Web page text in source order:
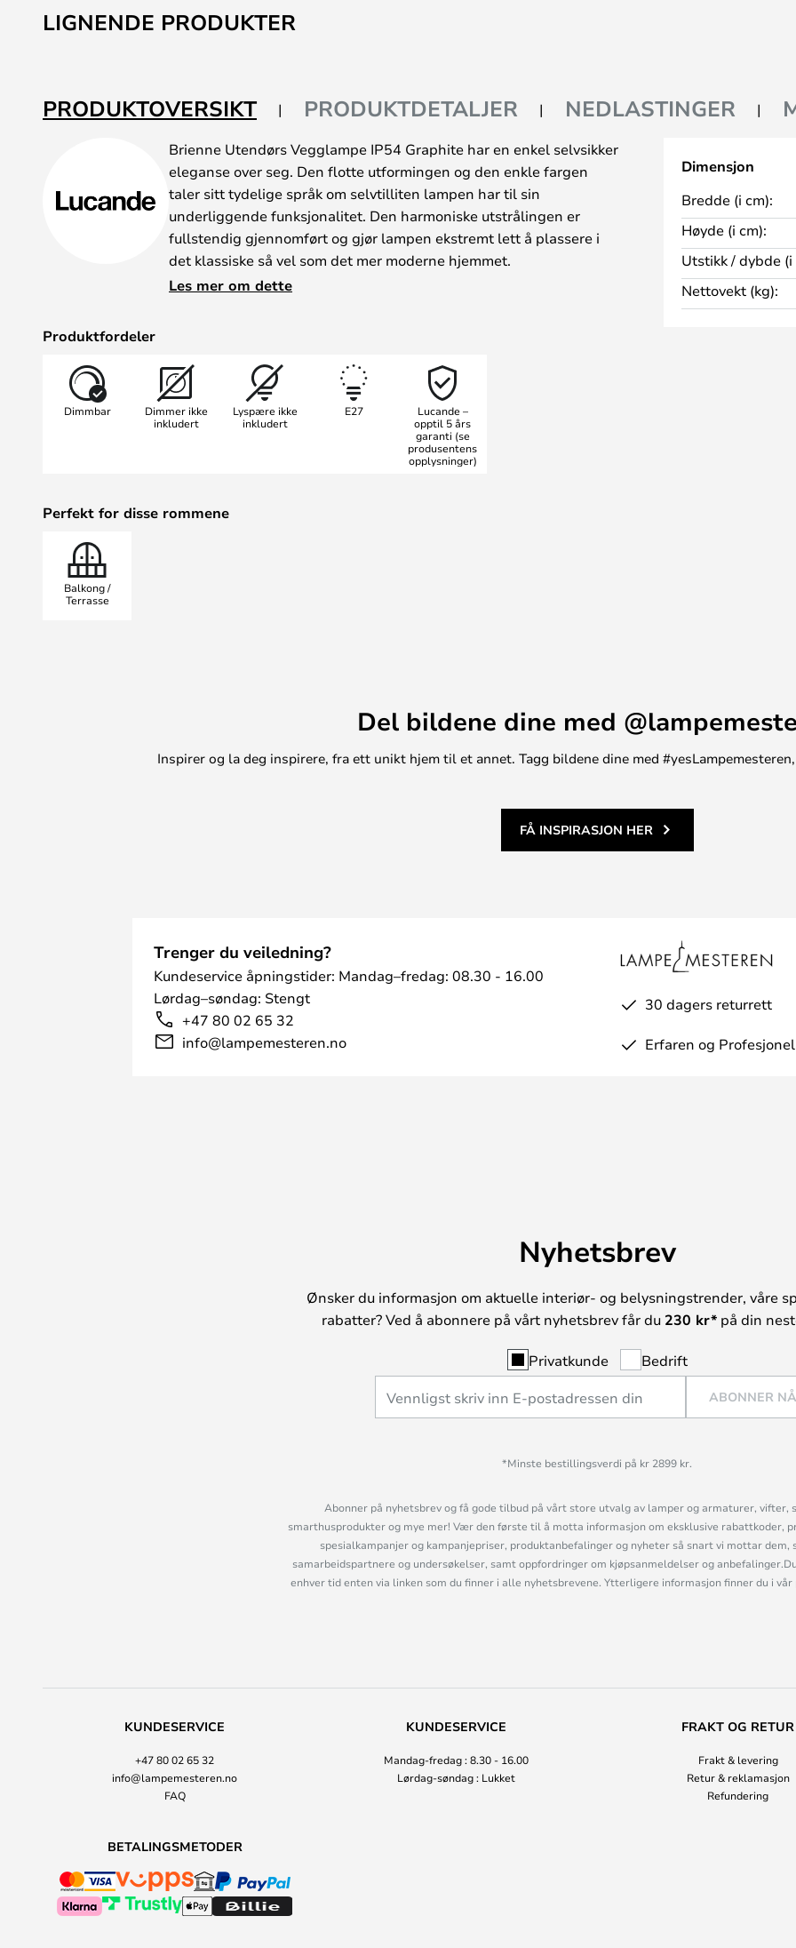
til
begynnelsen
LIGNENDE PRODUKTER
PRODUKTOVERSIKT PRODUKTDETALJER NEDLASTINGER
Brienne Utendørs Vegglampe IP54 Graphite har en enkel selvsikker
eleganse over seg. Den flotte utformingen og den enkle fargen
taler sitt tydelige språk om selvtilliten lampen har til sin
underliggende funksjonalitet. Den harmoniske utstrålingen er
fullstendig gjennomført og gjør lampen ekstremt lett å plassere i
det klassiske så vel som det mer moderne hjemmet.
Med denne deilige modellen blir både hage og innkjørsel åpen og
sjarmerende effekten kan støttes ved å sette opp flere av samme
modell i par eller på linje.
Les mer om dette
Produktfordeler
Dimmbar
Dimmer ikke
inkludert
Lyspære ikke
inkludert
E27
Lucande –
opptil 5 års
garanti (se
produsentens
opplysninger)
Perfekt for disse rommene
Balkong /
Terrasse
Dimensjon
Bredde (i cm):
Høyde (i cm):
Utstikk / dybde (i
Nettovekt (kg):
Del bildene dine med
Inspirer og la deg inspirere, fra ett unikt hjem til et annet. Tagg bildene dine med
FÅ INSPIRASJON HER
Trenger du veiledning?
Kundeservice åpningstider: Mandag–fredag: 08.30 - 16.00
Lørdag–søndag: Stengt
+47 80 02 65 32
info@lampemesteren.no
30 dagers returrett
Erfaren og
Nyhetsbrev
Ønsker du informasjon om aktuelle interiør- og belysningstrender, våre
rabatter? Ved å abonnere på vårt nyhetsbrev får du 230 kr*på din
Privatkunde Bedrift
ABONNER NÅ
*Minste bestillingsverdi på kr 2899 kr.
Abonner på nyhetsbrev og få gode tilbud på vårt store utvalg av lamper og armaturer, vifter,
smarthusprodukter og mye mer! Vær den første til å motta informasjon om eksklusive rabattkoder,
spesialkampanjer og kampanjepriser, produktanbefalinger og nyheter så snart vi mottar dem,
samarbeidspartnere og undersøkelser, samt oppfordringer om kjøpsanmeldelser og
enhver tid enten via linken som du finner i alle nyhetsbrevene. Ytterligere informasjon finner du i vår
KUNDESERVICE
+47 80 02 65 32
info@lampemesteren.no
FAQ
KUNDESERVICE
Mandag-fredag : 8.30 - 16.00
Lørdag-søndag : Lukket
FRAKT OG RETUR
Frakt & levering
Retur & reklamasjon
Refundering
BETALINGSMETODER